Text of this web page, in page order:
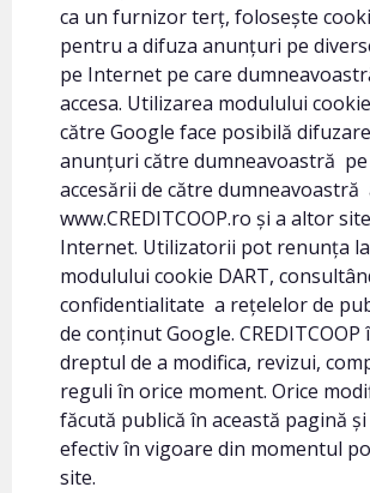
ca un furnizor terț, folosește
pentru a difuza anunțuri pe
pe Internet pe care
accesa. Utilizarea modulului
către Google face posibilă
anunțuri către dumneavoastră pe
accesării de către
www.CREDITCOOP.ro și a altor
Internet. Utilizatorii pot renunța
modulului cookie DART,
confidentialitate a rețelelor de
de conținut Google. CREDITCOOP
dreptul de a modifica, revizui,
reguli în orice moment. Orice
făcută publică în această pagină
efectiv în vigoare din momentul
site.